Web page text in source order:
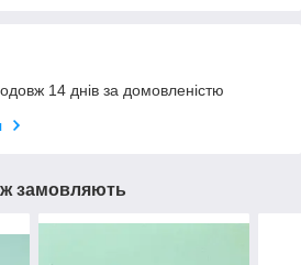
14 днів за домовленістю
замовляють